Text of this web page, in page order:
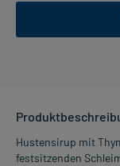
Hustensirup mit
festsitzenden